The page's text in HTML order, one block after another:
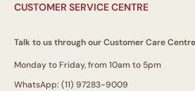
CUSTOMER SERVICE CENTRE
Talk to us through our Customer Care
Monday to Friday, from 10am to 5pm
WhatsApp: (11) 97283-9009